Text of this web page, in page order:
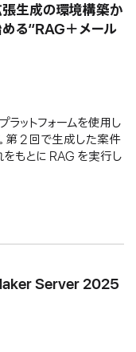
生成の環境構築か
る“RAG＋メール
ットフォームを使用し
第 2 回で生成した案件
をもとに RAG を実行し
Server 2025